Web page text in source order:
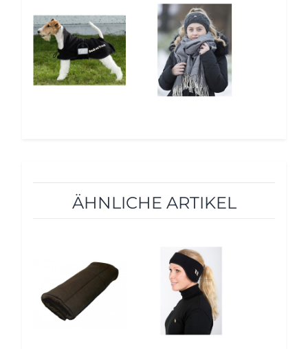
12%
ÄHNLICHE ARTIKEL
12%